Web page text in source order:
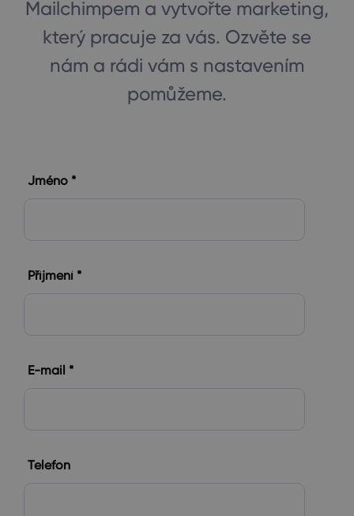
Mailchimpem a vytvořte marketing,
který pracuje za vás. Ozvěte se
nám a rádi vám s nastavením
pomůžeme.
Jméno *
Příjmení *
E-mail *
Telefon